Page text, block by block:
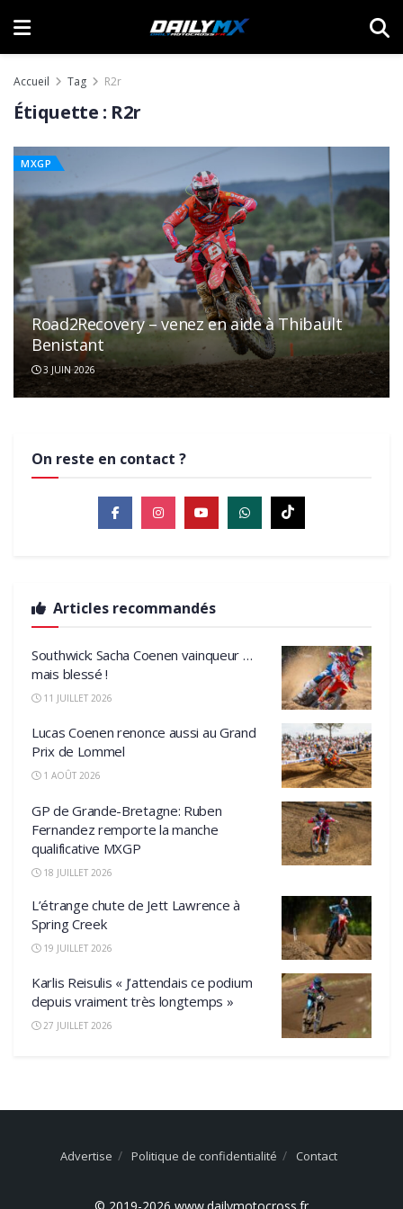
Accueil Tag R2r
Étiquette : R2r
MXGP
Road2Recovery – venez en aide à Thibault
Benistant
3 JUIN 2026
On reste en contact ?
Articles recommandés
Southwick: Sacha Coenen vainqueur …
mais blessé !
11 JUILLET 2026
Lucas Coenen renonce aussi au Grand
Prix de Lommel
1 AOÛT 2026
GP de Grande-Bretagne: Ruben
Fernandez remporte la manche
qualificative MXGP
18 JUILLET 2026
L’étrange chute de Jett Lawrence à
Spring Creek
19 JUILLET 2026
Karlis Reisulis « J’attendais ce podium
depuis vraiment très longtemps »
27 JUILLET 2026
Advertise Politique de confidentialité Contact
© 2019-2026 www.dailymotocross.fr